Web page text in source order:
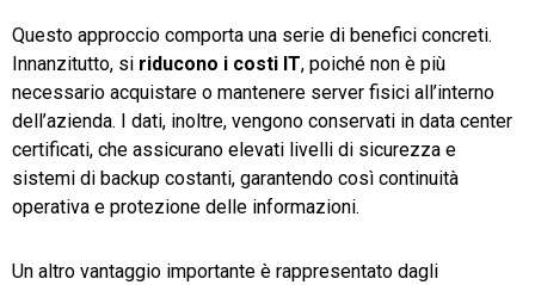
Questo approccio comporta una serie di benefici concreti.
Innanzitutto, si riducono i costi IT, poiché non è più
necessario acquistare o mantenere server fisici all’interno
dell’azienda. I dati, inoltre, vengono conservati in data center
certificati, che assicurano elevati livelli di sicurezza e
sistemi di backup costanti, garantendo così continuità
operativa e protezione delle informazioni.
Un altro vantaggio importante è rappresentato dagli